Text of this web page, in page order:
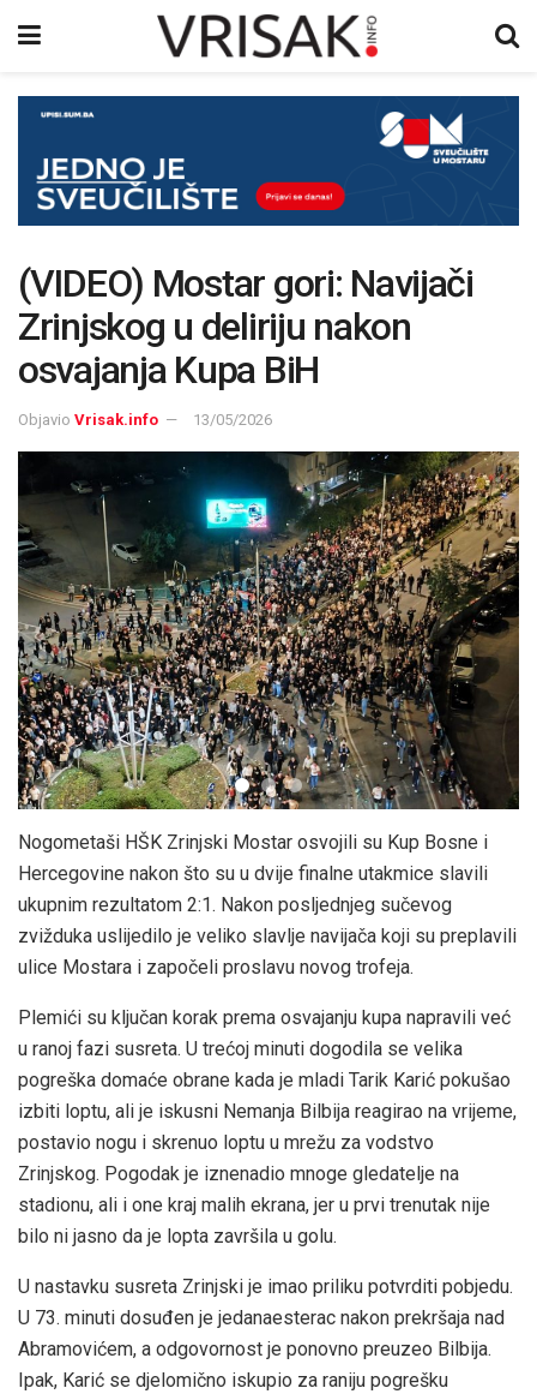
(VIDEO) Mostar gori: Navijači
Zrinjskog u deliriju nakon
osvajanja Kupa BiH
Objavio Vrisak.info 13/05/2026
Nogometaši HŠK Zrinjski Mostar osvojili su Kup Bosne i
Hercegovine nakon što su u dvije finalne utakmice slavili
ukupnim rezultatom 2:1. Nakon posljednjeg sučevog
zvižduka uslijedilo je veliko slavlje navijača koji su preplavili
ulice Mostara i započeli proslavu novog trofeja.
Plemići su ključan korak prema osvajanju kupa napravili već
u ranoj fazi susreta. U trećoj minuti dogodila se velika
pogreška domaće obrane kada je mladi Tarik Karić pokušao
izbiti loptu, ali je iskusni Nemanja Bilbija reagirao na vrijeme,
postavio nogu i skrenuo loptu u mrežu za vodstvo
Zrinjskog. Pogodak je iznenadio mnoge gledatelje na
stadionu, ali i one kraj malih ekrana, jer u prvi trenutak nije
bilo ni jasno da je lopta završila u golu.
U nastavku susreta Zrinjski je imao priliku potvrditi pobjedu.
U 73. minuti dosuđen je jedanaesterac nakon prekršaja nad
Abramovićem, a odgovornost je ponovno preuzeo Bilbija.
Ipak, Karić se djelomično iskupio za raniju pogrešku